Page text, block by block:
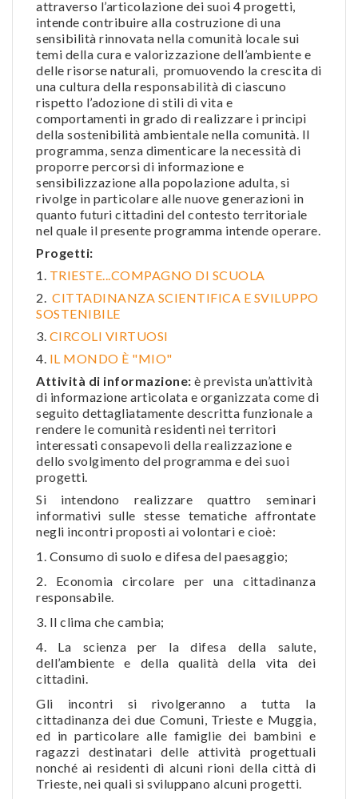
attraverso l’articolazione dei suoi 4 progetti,
intende contribuire alla costruzione di una
sensibilità rinnovata nella comunità locale sui
temi della cura e valorizzazione dell’ambiente e
delle risorse naturali, promuovendo la crescita di
una cultura della responsabilità di ciascuno
rispetto l’adozione di stili di vita e
comportamenti in grado di realizzare i principi
della sostenibilità ambientale nella comunità. Il
programma, senza dimenticare la necessità di
proporre percorsi di informazione e
sensibilizzazione alla popolazione adulta, si
rivolge in particolare alle nuove generazioni in
quanto futuri cittadini del contesto territoriale
nel quale il presente programma intende operare.
Progetti:
1. TRIESTE...COMPAGNO DI SCUOLA
2. CITTADINANZA SCIENTIFICA E SVILUPPO
SOSTENIBILE
3. CIRCOLI VIRTUOSI
4. IL MONDO È "MIO"
Attività di informazione: è prevista un’attività
di informazione articolata e organizzata come di
seguito dettagliatamente descritta funzionale a
rendere le comunità residenti nei territori
interessati consapevoli della realizzazione e
dello svolgimento del programma e dei suoi
progetti.
Si intendono realizzare quattro seminari
informativi sulle stesse tematiche affrontate
negli incontri proposti ai volontari e cioè:
1. Consumo di suolo e difesa del paesaggio;
2. Economia circolare per una cittadinanza
responsabile.
3. Il clima che cambia;
4. La scienza per la difesa della salute,
dell’ambiente e della qualità della vita dei
cittadini.
Gli incontri si rivolgeranno a tutta la
cittadinanza dei due Comuni, Trieste e Muggia,
ed in particolare alle famiglie dei bambini e
ragazzi destinatari delle attività progettuali
nonché ai residenti di alcuni rioni della città di
Trieste, nei quali si sviluppano alcuni progetti.